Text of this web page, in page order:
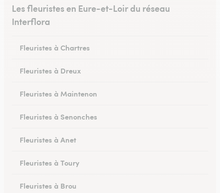
Les fleuristes en Eure-et-Loir du réseau
Interflora
Fleuristes à Chartres
Fleuristes à Dreux
Fleuristes à Maintenon
Fleuristes à Senonches
Fleuristes à Anet
Fleuristes à Toury
Fleuristes à Brou